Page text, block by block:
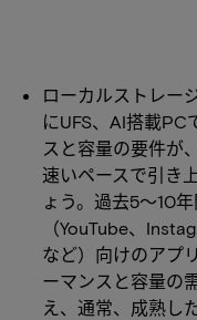
ローカルストレー
にUFS、AI搭載PC
スと容量の要件が
速いペースで引き
ょう。過去5～10
（YouTube、
など）向けのアプ
ーマンスと容量の
え、通常、成熟し